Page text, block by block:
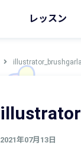
レッスン
2021年07月13日